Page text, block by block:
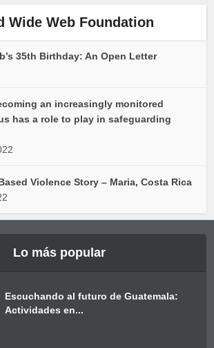
Wide Web Foundation
35th Birthday: An Open Letter
an increasingly monitored
has a role to play in safeguarding
Violence Story – Maria, Costa Rica
Lo más popular
Escuchando al futuro de Guatemala:
Actividades en...